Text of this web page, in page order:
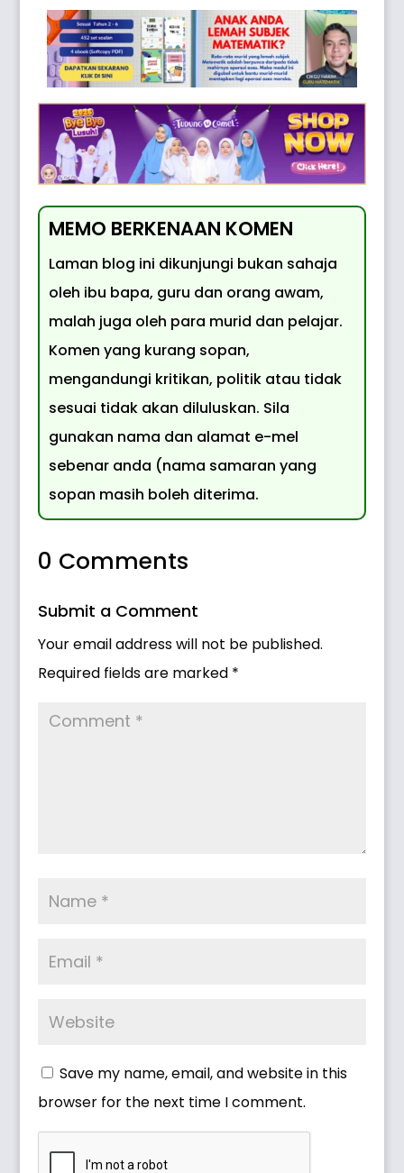
MEMO BERKENAAN KOMEN
Laman blog ini dikunjungi bukan sahaja
oleh ibu bapa, guru dan orang awam,
malah juga oleh para murid dan pelajar.
Komen yang kurang sopan,
mengandungi kritikan, politik atau tidak
sesuai tidak akan diluluskan. Sila
gunakan nama dan alamat e-mel
sebenar anda (nama samaran yang
sopan masih boleh diterima.
0 Comments
Submit a Comment
Your email address will not be published.
Required fields are marked *
Save my name, email, and website in this
browser for the next time I comment.